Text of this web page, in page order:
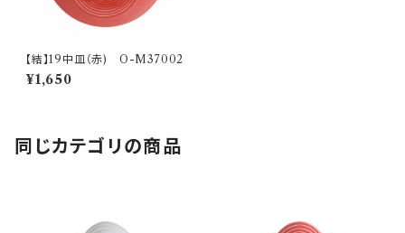
【結】19中皿（赤) O-M37002
¥1,650
同じカテゴリの商品